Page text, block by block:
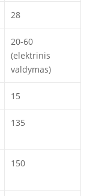
28
20-60
(elektrinis
valdymas)
15
135
150